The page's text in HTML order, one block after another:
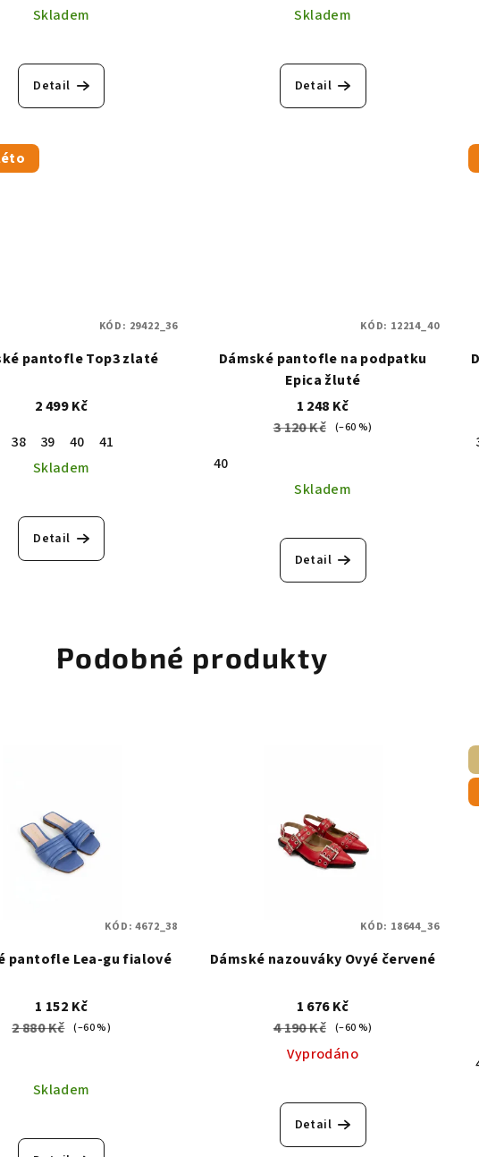
Skladem
Detail
Skladem
Detail
pantofle Top3 zlaté
2 499 Kč
38 39 40
41
Skladem
Detail
KÓD: 29422_36
Dámské pantofle na podpatku
Epica žluté
1 248 Kč
3 120 Kč (–60 %)
40
Skladem
Detail
KÓD: 12214_40
Podobné produkty
pantofle Lea-gu fialové
1 152 Kč
2 880 Kč (–60 %)
Skladem
KÓD:4672_38
Dámské nazouváky Ovyé červené
1 676 Kč
4 190 Kč (–60 %)
Vyprodáno
Detail
KÓD: 18644_36